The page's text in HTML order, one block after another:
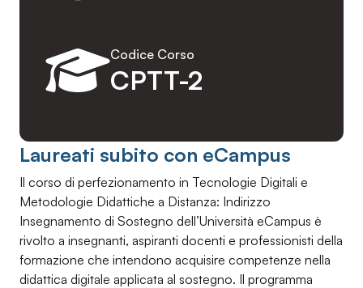
CPTT-2
Codice Corso
Laureati subito con eCampus
Il corso di perfezionamento in Tecnologie Digitali e
Metodologie Didattiche a Distanza: Indirizzo
Insegnamento di Sostegno dell’Università eCampus è
rivolto a insegnanti, aspiranti docenti e professionisti della
formazione che intendono acquisire competenze nella
didattica digitale applicata al sostegno. Il programma